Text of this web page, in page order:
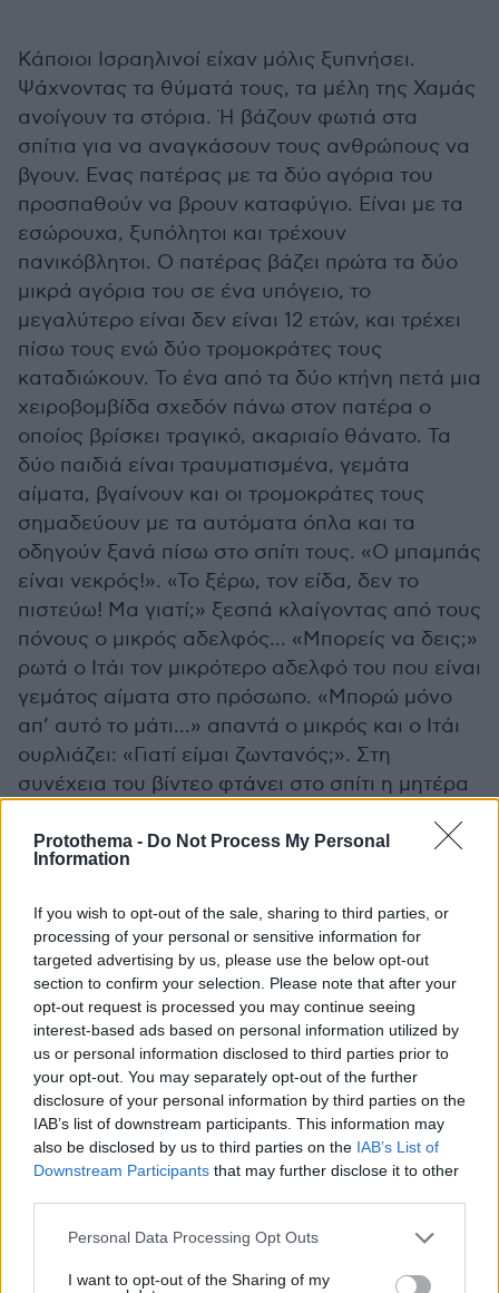
Protothema - Do Not Process My Personal
Information
If you wish to opt-out of the sale, sharing to third parties, or
processing of your personal or sensitive information for
targeted advertising by us, please use the below opt-out
section to confirm your selection. Please note that after your
opt-out request is processed you may continue seeing
interest-based ads based on personal information utilized by
us or personal information disclosed to third parties prior to
your opt-out. You may separately opt-out of the further
disclosure of your personal information by third parties on the
IAB’s list of downstream participants. This information may
also be disclosed by us to third parties on the IAB’s List of
Downstream Participants that may further disclose it to other
Please note that this website/app uses one or more Google
not limited to your visit or usage behaviour. You may click to
Personal Data Processing Opt Outs
I want to opt-out of the Sharing of my
Κάποιοι Ισραηλινοί είχαν μόλις ξυπνήσει.
Ψάχνοντας τα θύματά τους, τα μέλη της Χαμάς
ανοίγουν τα στόρια. Ή βάζουν φωτιά στα
σπίτια για να αναγκάσουν τους ανθρώπους να
βγουν. Ενας πατέρας με τα δύο αγόρια του
προσπαθούν να βρουν καταφύγιο. Είναι με τα
εσώρουχα, ξυπόλητοι και τρέχουν
πανικόβλητοι. Ο πατέρας βάζει πρώτα τα δύο
μικρά αγόρια του σε ένα υπόγειο, το
μεγαλύτερο είναι δεν είναι 12 ετών, και τρέχει
πίσω τους ενώ δύο τρομοκράτες τους
καταδιώκουν. Το ένα από τα δύο κτήνη πετά μια
χειροβομβίδα σχεδόν πάνω στον πατέρα ο
οποίος βρίσκει τραγικό, ακαριαίο θάνατο. Τα
δύο παιδιά είναι τραυματισμένα, γεμάτα
αίματα, βγαίνουν και οι τρομοκράτες τους
σημαδεύουν με τα αυτόματα όπλα και τα
οδηγούν ξανά πίσω στο σπίτι τους. «Ο μπαμπάς
είναι νεκρός!». «Το ξέρω, τον είδα, δεν το
πιστεύω! Μα γιατί;» ξεσπά κλαίγοντας από τους
πόνους ο μικρός αδελφός... «Μπορείς να δεις;»
ρωτά ο Ιτάι τον μικρότερο αδελφό του που είναι
γεμάτος αίματα στο πρόσωπο. «Μπορώ μόνο
απ’ αυτό το μάτι...» απαντά ο μικρός και ο Ιτάι
ουρλιάζει: «Γιατί είμαι ζωντανός;». Στη
συνέχεια του βίντεο φτάνει στο σπίτι η μητέρα
στρατιώτες. Βλέπει τον άντρα της νεκρό και
καταρρέει. Ο σπαραγμός είναι τόσο μεγάλος
ράκος, κλαίγοντας ψάχνει τα δυο της αγόρια.
Που δεν βλέπουμε ποτέ τι απέγιναν, αν ζουν,
αν είναι αιχμάλωτα στα χέρια της Χαμάς στη
Λωρίδα της Γάζας.